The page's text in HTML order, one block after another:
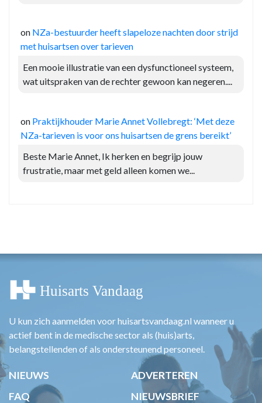
on NZa-bestuurder heeft slapeloze nachten door strijd
met huisartsen over tarieven
Een mooie illustratie van een dysfunctioneel systeem,
wat uitspraken van de rechter gewoon kan negeren....
on Praktijkhouder Marie Annet Vollebregt: ‘Met deze
NZa-tarieven is voor ons huisartsen de grens bereikt’
Beste Marie Annet, Ik herken en begrijp jouw
frustratie, maar met geld alleen komen we...
U kun zich aanmelden voor huisartsvandaag.nl wanneer u
actief bent in de medische sector als (huis)arts,
belangstellenden of als ondersteunend personeel.
NIEUWS
ADVERTEREN
FAQ
NIEUWSBRIEF